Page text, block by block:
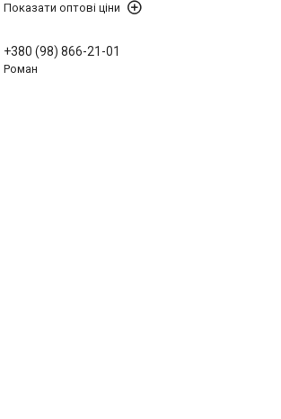
Показати оптові ціни
+380 (98) 866-21-01
Роман